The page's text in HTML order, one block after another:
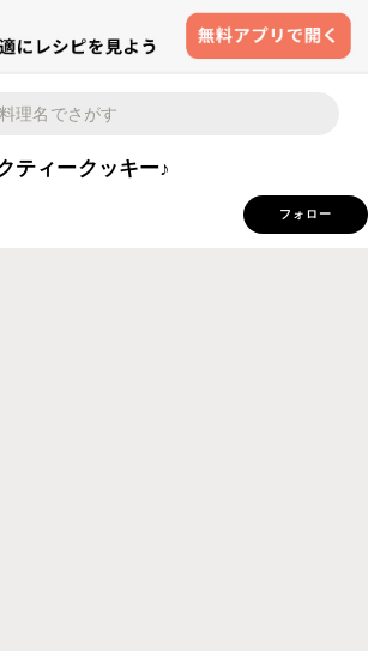
ティークッキー♪
フォロー